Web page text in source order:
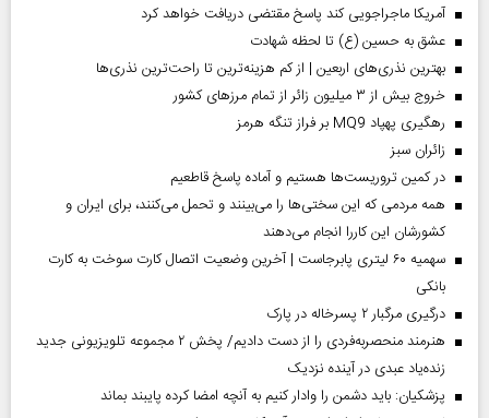
آمریکا ماجراجویی کند پاسخ مقتضی دریافت خواهد کرد
عشق به حسین (ع) تا لحظه شهادت
بهترین نذری‌های اربعین | از کم هزینه‌ترین تا راحت‌ترین نذری‌ها
خروج بیش از ۳ میلیون زائر از تمام مرز‌های کشور
رهگیری پهپاد MQ9 بر فراز تنگه هرمز
‌زائران سبز
در کمین تروریست‌ها هستیم و آماده پاسخ قاطعیم
همه مردمی که این سختی‌ها را می‌بینند و تحمل می‌کنند، برای ایران و
کشورشان این کاررا انجام می‌دهند
سهمیه ۶۰ لیتری پابرجاست | آخرین وضعیت اتصال کارت سوخت به کارت
بانکی
درگیری مرگبار ۲ پسرخاله در پارک
هنرمند منحصر‌به‌فردی را از دست دادیم/ پخش ۲ مجموعه تلویزیونی جدید
زنده‌یاد عبدی در آینده نزدیک
پزشکیان: باید دشمن را وادار کنیم به آنچه امضا کرده پایبند بماند